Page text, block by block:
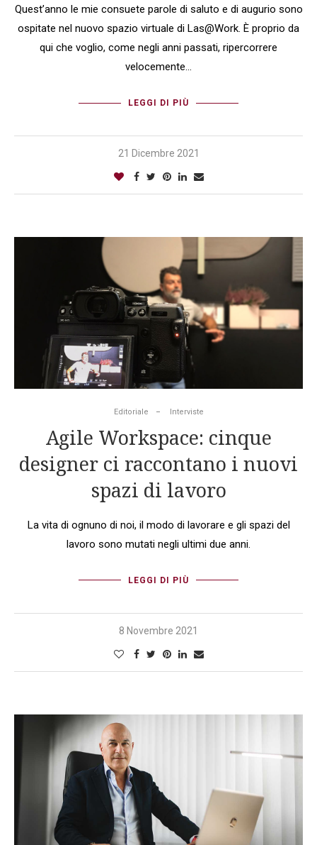
Quest’anno le mie consuete parole di saluto e di augurio sono
ospitate nel nuovo spazio virtuale di Las@Work. È proprio da
qui che voglio, come negli anni passati, ripercorrere
velocemente…
LEGGI DI PIÙ
21 Dicembre 2021
Editoriale Interviste
Agile Workspace: cinque
designer ci raccontano i nuovi
spazi di lavoro
La vita di ognuno di noi, il modo di lavorare e gli spazi del
lavoro sono mutati negli ultimi due anni.
LEGGI DI PIÙ
8 Novembre 2021